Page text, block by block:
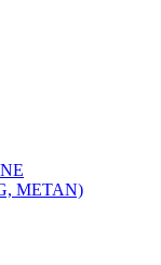
METAN)